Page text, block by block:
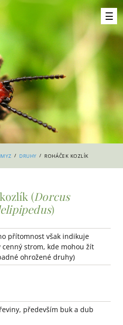
/ DRUHY / ROHÁČEK KOZLÍK
(Dorcus
)
přítomnost však indikuje
cenný strom, kde mohou žít
ohrožené druhy)
především buk a dub